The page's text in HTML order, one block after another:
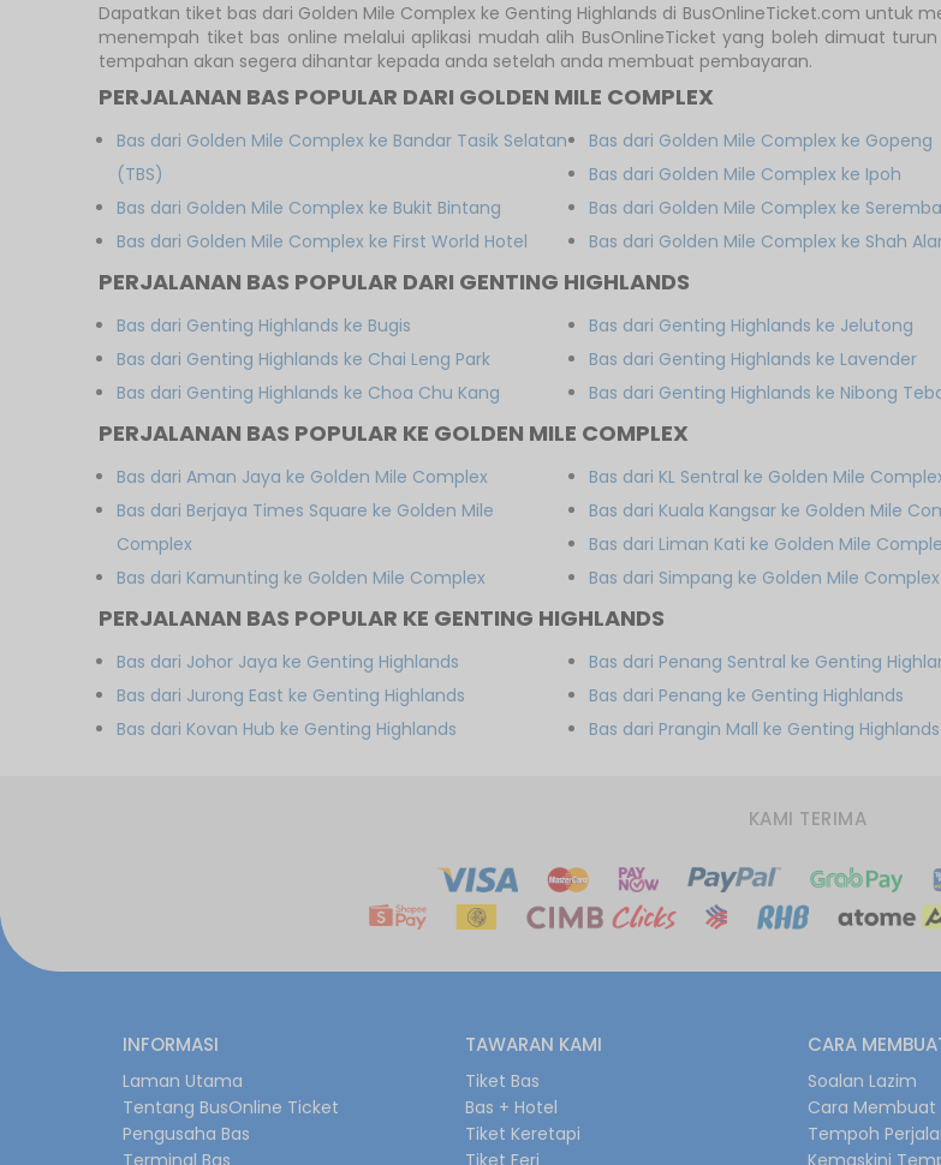
Dapatkan tiket bas dari Golden Mile Complex ke Genting Highlands di BusOnlineTicket.com untuk
menempah tiket bas online melalui aplikasi mudah alih BusOnlineTicket yang boleh dimuat
tempahan akan segera dihantar kepada anda setelah anda membuat pembayaran.
PERJALANAN BAS POPULAR DARI GOLDEN MILE COMPLEX
Bas dari Golden Mile Complex ke Bandar Tasik Selatan
(TBS)
Bas dari Golden Mile Complex ke Bukit Bintang
Bas dari Golden Mile Complex ke First World Hotel
Bas dari Golden Mile Complex ke Gopeng
Bas dari Golden Mile Complex ke Ipoh
Bas dari Golden Mile Complex ke
Bas dari Golden Mile Complex ke Shah
PERJALANAN BAS POPULAR DARI GENTING HIGHLANDS
Bas dari Genting Highlands ke Bugis
Bas dari Genting Highlands ke Chai Leng Park
Bas dari Genting Highlands ke Choa Chu Kang
Bas dari Genting Highlands ke Jelutong
Bas dari Genting Highlands ke Lavender
Bas dari Genting Highlands ke Nibong
PERJALANAN BAS POPULAR KE GOLDEN MILE COMPLEX
Bas dari Aman Jaya ke Golden Mile Complex
Bas dari Berjaya Times Square ke Golden Mile
Complex
Bas dari Kamunting ke Golden Mile Complex
Bas dari KL Sentral ke Golden Mile
Bas dari Kuala Kangsar ke Golden Mile
Bas dari Liman Kati ke Golden Mile
Bas dari Simpang ke Golden Mile Complex
PERJALANAN BAS POPULAR KE GENTING HIGHLANDS
Bas dari Johor Jaya ke Genting Highlands
Bas dari Jurong East ke Genting Highlands
Bas dari Kovan Hub ke Genting Highlands
Bas dari Penang Sentral ke Genting
Bas dari Penang ke Genting Highlands
Bas dari Prangin Mall ke Genting Highlands
KAMI TERIMA
INFORMASI
Laman Utama
Tentang BusOnline Ticket
Pengusaha Bas
Terminal Bas
TAWARAN KAMI
Tiket Bas
Bas + Hotel
Tiket Keretapi
Tiket Feri
CARA
Soalan Lazim
Cara
Tempoh
Kemaskini